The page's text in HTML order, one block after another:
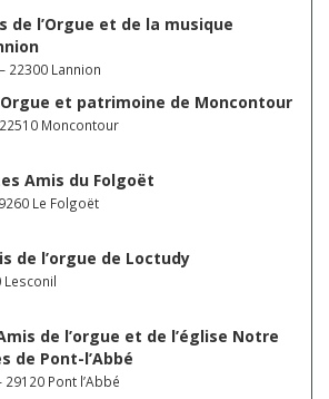
de l’Orgue et de la musique
22300 Lannion
Orgue et patrimoine de Moncontour
Moncontour
Amis du Folgoët
Le Folgoët
de l’orgue de Loctudy
Lesconil
de l’orgue et de l’église Notre
de Pont-l’Abbé
Pont l’Abbé